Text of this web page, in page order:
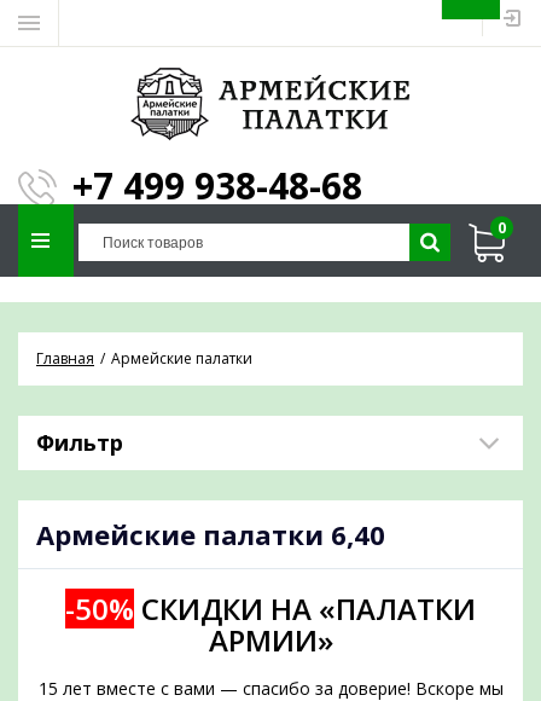
+7 499 938-48-68
0
Главная Армейские палатки
Фильтр
Армейские палатки 6,40
-50% СКИДКИ НА «ПАЛАТКИ
АРМИИ»
15 лет вместе с вами — спасибо за доверие! Вскоре мы
ЗАПОЛНИТЕ ФОРМУ И
МЫ ПОДБЕРЕМ
ПАЛАТКУ ПОД ВАШИ
ПАРАМЕТРЫ!
Отправим предложение на почту и
проконсультируем по любым вопросам